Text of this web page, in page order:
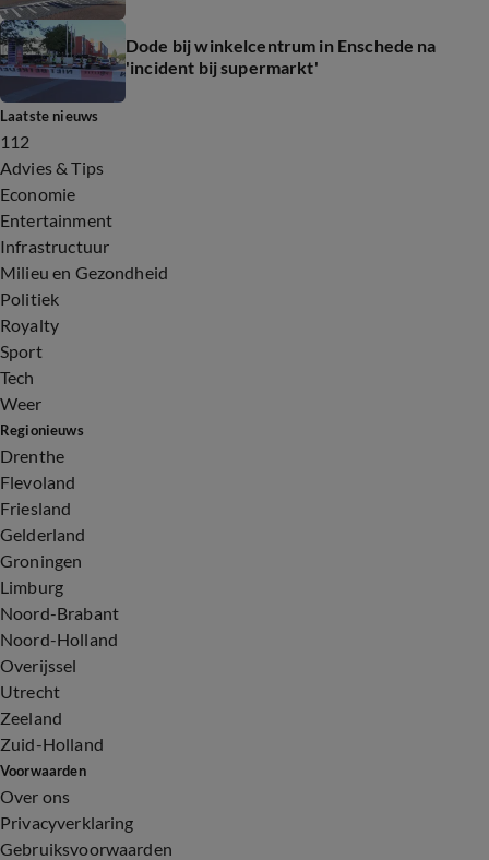
Dode bij winkelcentrum in Enschede na
'incident bij supermarkt'
Laatste nieuws
112
Advies & Tips
Economie
Entertainment
Infrastructuur
Milieu en Gezondheid
Politiek
Royalty
Sport
Tech
Weer
Regionieuws
Drenthe
Flevoland
Friesland
Gelderland
Groningen
Limburg
Noord-Brabant
Noord-Holland
Overijssel
Utrecht
Zeeland
Zuid-Holland
Voorwaarden
Over ons
Privacyverklaring
Gebruiksvoorwaarden